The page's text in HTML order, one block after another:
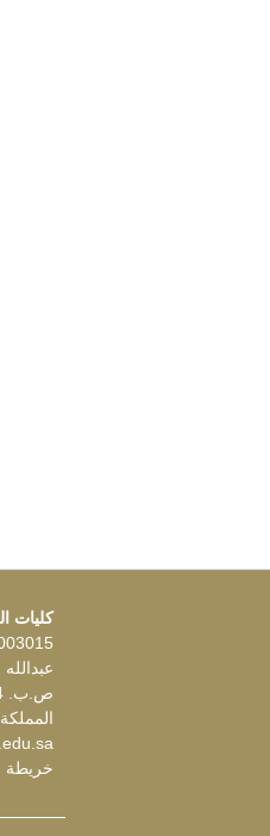
كليات
عبدالله
ص.ب. 53354 الرياض 11583
خريطة